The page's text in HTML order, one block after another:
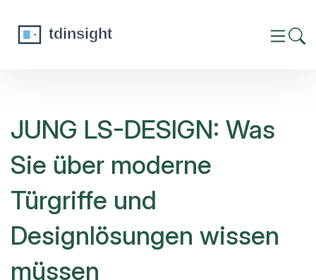
JUNG LS-DESIGN: Was
Sie über moderne
Türgriffe und
Designlösungen wissen
müssen